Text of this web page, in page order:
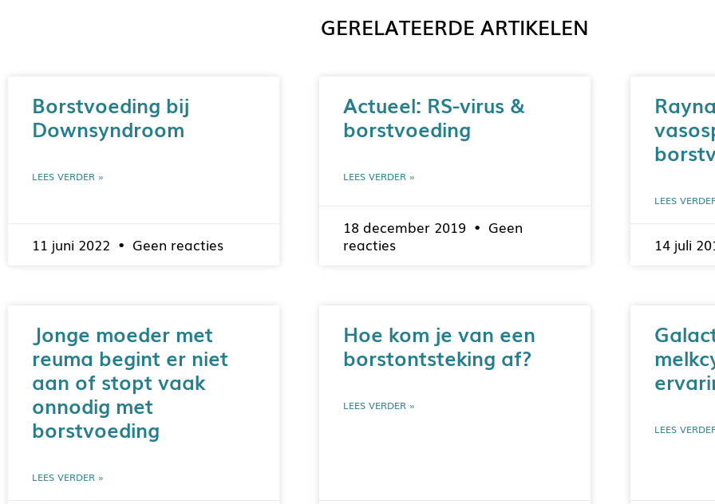
GERELATEERDE ARTIKELEN
Borstvoeding bij
Downsyndroom
LEES VERDER »
11 juni 2022 Geen reacties
Actueel: RS-virus &
borstvoeding
LEES VERDER »
18 december 2019
Geen
reacties
LEES
14 juli
Jonge moeder met
reuma begint er niet
aan of stopt vaak
onnodig met
borstvoeding
LEES VERDER »
Hoe kom je van een
borstontsteking af?
LEES VERDER »
LEES